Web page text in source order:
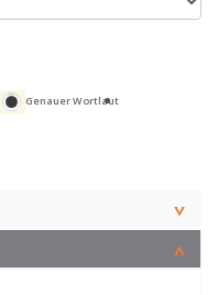
Genauer Wortlaut